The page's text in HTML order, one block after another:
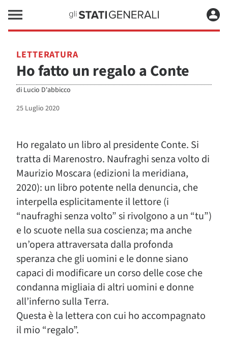
LETTERATURA
Ho fatto un regalo a Conte
di Lucio D'abbicco
25 Luglio 2020
Ho regalato un libro al presidente Conte. Si
tratta di Marenostro. Naufraghi senza volto di
Maurizio Moscara (edizioni la meridiana,
2020): un libro potente nella denuncia, che
interpella esplicitamente il lettore (i
“naufraghi senza volto” si rivolgono a un “tu”)
e lo scuote nella sua coscienza; ma anche
un’opera attraversata dalla profonda
speranza che gli uomini e le donne siano
capaci di modificare un corso delle cose che
condanna migliaia di altri uomini e donne
all’inferno sulla Terra.
Questa è la lettera con cui ho accompagnato
il mio “regalo”.